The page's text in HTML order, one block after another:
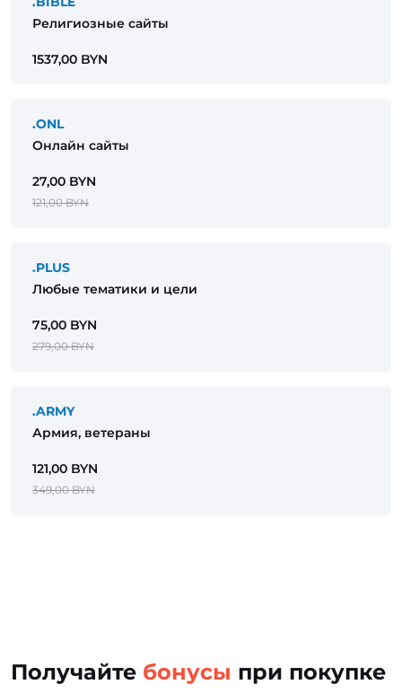
Религиозные сайты
1537,00 BYN
.ONL
Онлайн сайты
27,00 BYN
121,00 BYN
.PLUS
Любые тематики и цели
75,00 BYN
279,00 BYN
.ARMY
Армия, ветераны
121,00 BYN
349,00 BYN
Получайте бонусы при покупке